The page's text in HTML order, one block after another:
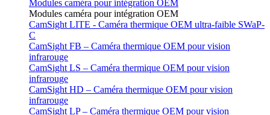
Modules caméra pour intégration OEM
Modules caméra pour intégration OEM
CamSight LITE - Caméra thermique OEM ultra-faible SWaP-
C
CamSight FB – Caméra thermique OEM pour vision
infrarouge
CamSight LS – Caméra thermique OEM pour vision
infrarouge
CamSight HD – Caméra thermique OEM pour vision
infrarouge
CamSight LP – Caméra thermique OEM pour vision